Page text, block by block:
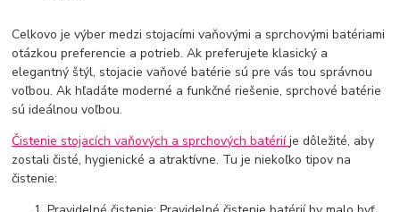
Celkovo je výber medzi stojacími vaňovými a sprchovými batériami
otázkou preferencie a potrieb. Ak preferujete klasický a
elegantný štýl, stojacie vaňové batérie sú pre vás tou správnou
voľbou. Ak hľadáte moderné a funkčné riešenie, sprchové batérie
sú ideálnou voľbou.
Čistenie stojacích vaňových a sprchových batériíje dôležité, aby
zostali čisté, hygienické a atraktívne. Tu je niekoľko tipov na
čistenie: